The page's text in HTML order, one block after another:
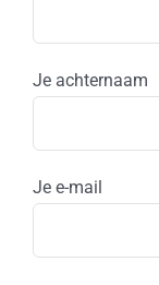
Je achternaam
Je e-mail